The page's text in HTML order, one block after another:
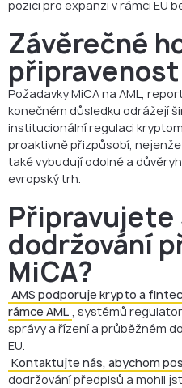
pozici pro expanzi v rámci EU
Závěrečné
Požadavky MiCA na AML,
konečném důsledku odrážejí
institucionální regulaci
proaktivně přizpůsobí,
také vybudují odolné a
evropský trh.
Připravujete
dodržování
MiCA?
AMS podporuje krypto a
rámce AML , systémů
správy a řízení a průběžném
EU.
Kontaktujte nás, abychom
dodržování předpisů a mohli